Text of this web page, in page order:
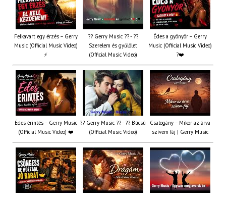
Felkavart egy érzés – Gerry
Music (Official Music Video)
⚡
?? Gerry Music ?? - ??
Szerelem és gyűlölet
(Official Music Video)
Édes a gyönyör – Gerry
Music (Official Music Video)
?❤️
Édes érintés – Gerry Music
(Official Music Video) ❤️
?? Gerry Music ?? - ?? Búcsú
(Official Music Video)
Csalogány – Mikor az árva
szívem fáj | Gerry Music